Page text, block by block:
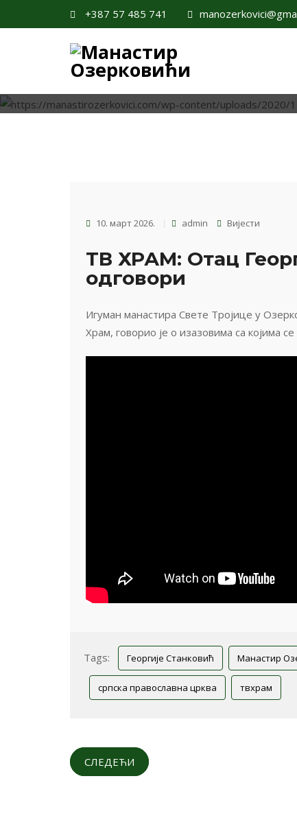
+387 57 485 741
ТВ ХРАМ:
10. март 2026. admin Вијести
ТВ ХРАМ: Отац
одговори
Игуман манастира Свете Тројице у
Храм, говорио је о изазовима са којима
Tags: Георгије Станковић Манастир
српска православна црква твхрам
СЛЕДЕЋИ